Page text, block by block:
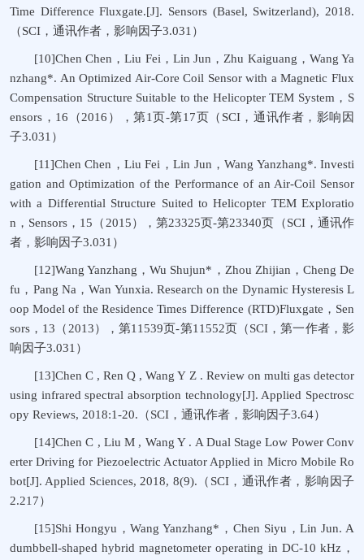
Time Difference Fluxgate.[J]. Sensors (Basel, Switzerland), 2018.
（SCI，通讯作者，影响因子3.031）
[10]Chen Chen，Liu Fei，Lin Jun，Zhu Kaiguang，Wang Ya
nzhang*. An Optimized Air-Core Coil Sensor with a Magnetic Flux
Compensation Structure Suitable to the Helicopter TEM System，S
ensors，16（2016），第1页-第17页（SCI，通讯作者，影响因
子3.031）
[11]Chen Chen，Liu Fei，Lin Jun，Wang Yanzhang*. Investi
gation and Optimization of the Performance of an Air-Coil Sensor
with a Differential Structure Suited to Helicopter TEM Exploratio
n，Sensors，15（2015），第23325页-第23340页（SCI，通讯作
者，影响因子3.031）
[12]Wang Yanzhang，Wu Shujun*，Zhou Zhijian，Cheng De
fu，Pang Na，Wan Yunxia. Research on the Dynamic Hysteresis L
oop Model of the Residence Times Difference (RTD)Fluxgate，Sen
sors，13（2013），第11539页-第11552页（SCI，第一作者，影
响因子3.031）
[13]Chen C , Ren Q , Wang Y Z . Review on multi gas detector
using infrared spectral absorption technology[J]. Applied Spectrosc
opy Reviews, 2018:1-20.（SCI，通讯作者，影响因子3.64）
[14]Chen C , Liu M , Wang Y . A Dual Stage Low Power Conv
erter Driving for Piezoelectric Actuator Applied in Micro Mobile Ro
bot[J]. Applied Sciences, 2018, 8(9).（SCI，通讯作者，影响因子
2.217）
[15]Shi Hongyu，Wang Yanzhang*，Chen Siyu，Lin Jun. A
dumbbell-shaped hybrid magnetometer operating in DC-10 kHz，